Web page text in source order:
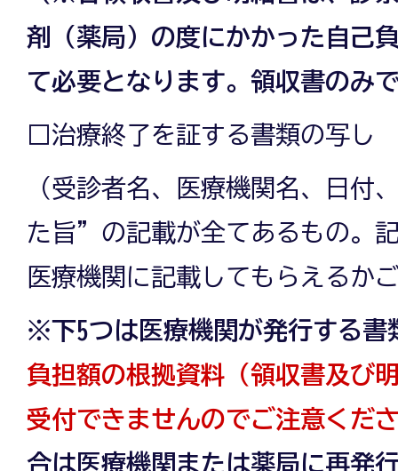
剤（薬局）の度にかかった自己
て必要となります。領収書のみ
□治療終了を証する書類の写し
（受診者名、医療機関名、日付
た旨”の記載が全てあるもの。
医療機関に記載してもらえるか
※下5つは医療機関が発行する書
負担額の根拠資料（領収書及び
受付できませんのでご注意くだ
合は医療機関または薬局に再発